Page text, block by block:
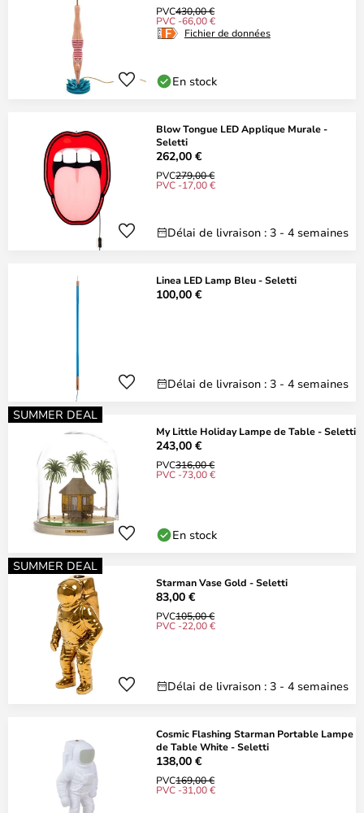
PVC430,00 €
PVC -66,00 €
Fichier de données
En stock
Blow Tongue LED Applique Murale -
Seletti
262,00 €
PVC279,00 €
PVC -17,00 €
Délai de livraison : 3 - 4 semaines
Linea LED Lamp Bleu - Seletti
100,00 €
Délai de livraison : 3 - 4 semaines
SUMMER DEAL
My Little Holiday Lampe de Table - Seletti
243,00 €
PVC316,00 €
PVC -73,00 €
En stock
SUMMER DEAL
Starman Vase Gold - Seletti
83,00 €
PVC105,00 €
PVC -22,00 €
Délai de livraison : 3 - 4 semaines
Cosmic Flashing Starman Portable Lampe
de Table White - Seletti
138,00 €
PVC169,00 €
PVC -31,00 €